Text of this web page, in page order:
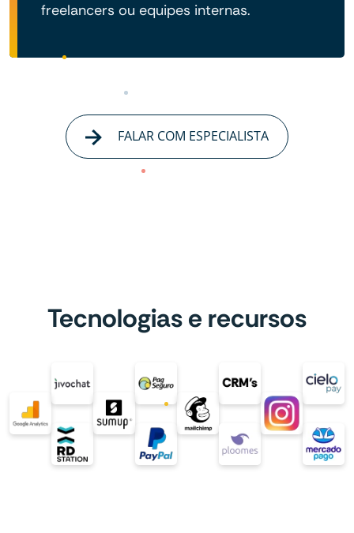
freelancers ou equipes internas.
FALAR COM ESPECIALISTA
Tecnologias e recursos